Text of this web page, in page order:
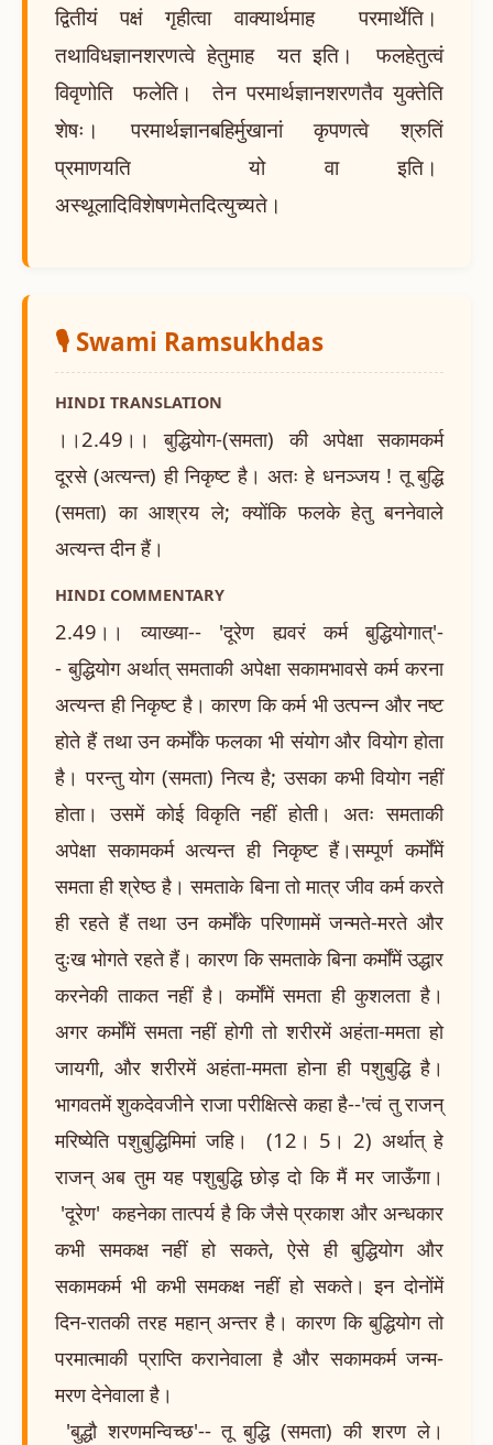
द्वितीयं पक्षं गृहीत्वा वाक्यार्थमाह परमार्थेति।
तथाविधज्ञानशरणत्वे हेतुमाह यत इति। फलहेतुत्वं
विवृणोति फलेति। तेन परमार्थज्ञानशरणतैव युक्तेति
शेषः। परमार्थज्ञानबहिर्मुखानां कृपणत्वे श्रुतिं
प्रमाणयति यो वा इति।
अस्थूलादिविशेषणमेतदित्युच्यते।
🎙️ Swami Ramsukhdas
HINDI TRANSLATION
।।2.49।। बुद्धियोग-(समता) की अपेक्षा सकामकर्म
दूरसे (अत्यन्त) ही निकृष्ट है। अतः हे धनञ्जय ! तू बुद्धि
(समता) का आश्रय ले; क्योंकि फलके हेतु बननेवाले
अत्यन्त दीन हैं।
HINDI COMMENTARY
2.49।। व्याख्या-- 'दूरेण ह्यवरं कर्म बुद्धियोगात्'-
- बुद्धियोग अर्थात् समताकी अपेक्षा सकामभावसे कर्म करना
अत्यन्त ही निकृष्ट है। कारण कि कर्म भी उत्पन्न और नष्ट
होते हैं तथा उन कर्मोंके फलका भी संयोग और वियोग होता
है। परन्तु योग (समता) नित्य है; उसका कभी वियोग नहीं
होता। उसमें कोई विकृति नहीं होती। अतः समताकी
अपेक्षा सकामकर्म अत्यन्त ही निकृष्ट हैं।सम्पूर्ण कर्मोंमें
समता ही श्रेष्ठ है। समताके बिना तो मात्र जीव कर्म करते
ही रहते हैं तथा उन कर्मोंके परिणाममें जन्मते-मरते और
दुःख भोगते रहते हैं। कारण कि समताके बिना कर्मोंमें उद्धार
करनेकी ताकत नहीं है। कर्मोंमें समता ही कुशलता है।
अगर कर्मोंमें समता नहीं होगी तो शरीरमें अहंता-ममता हो
जायगी, और शरीरमें अहंता-ममता होना ही पशुबुद्धि है।
भागवतमें शुकदेवजीने राजा परीक्षित्से कहा है--'त्वं तु राजन्
मरिष्येति पशुबुद्धिमिमां जहि। (12। 5। 2) अर्थात् हे
राजन् अब तुम यह पशुबुद्धि छोड़ दो कि मैं मर जाऊँगा।
'दूरेण' कहनेका तात्पर्य है कि जैसे प्रकाश और अन्धकार
कभी समकक्ष नहीं हो सकते, ऐसे ही बुद्धियोग और
सकामकर्म भी कभी समकक्ष नहीं हो सकते। इन दोनोंमें
दिन-रातकी तरह महान् अन्तर है। कारण कि बुद्धियोग तो
परमात्माकी प्राप्ति करानेवाला है और सकामकर्म जन्म-
मरण देनेवाला है।
'बुद्धौ शरणमन्विच्छ'-- तू बुद्धि (समता) की शरण ले।